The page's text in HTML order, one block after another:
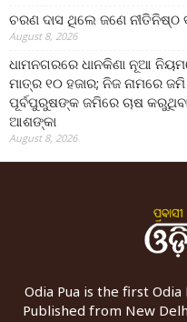
ଚରଣ ଦାସ ଥିଲେ ଜଣେ ନୀତିନିଷ୍ଠ
August 8, 2026
ଧାମନଗରରେ ଧାନକିଣା ନୂଆ
ମାତ୍ର ୧୦ ହଜାର; ନିଜ ନାମରେ
ପୂର୍ବପୁରୁଷଙ୍କ ଜମିରେ ଚାଷ କରୁଥିବା
ଆଶଙ୍କା
August 8, 2026
Odia Pua is the first
Published from New